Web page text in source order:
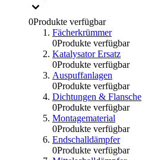
0Produkte verfügbar
Fächerkrümmer
0Produkte verfügbar
Katalysator Ersatz
0Produkte verfügbar
Auspuffanlagen
0Produkte verfügbar
Dichtungen & Flansche
0Produkte verfügbar
Montagematerial
0Produkte verfügbar
Endschalldämpfer
0Produkte verfügbar